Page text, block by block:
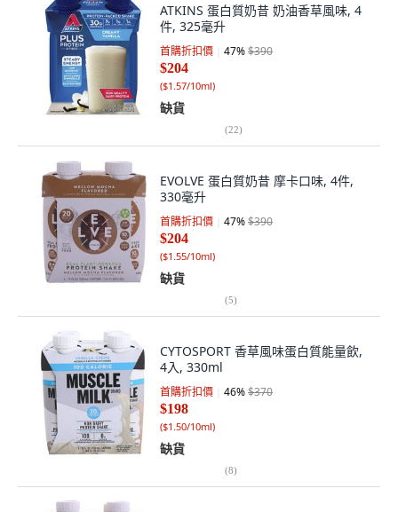
ATKINS 蛋白質奶昔 奶油香草風味, 4
件, 325毫升
首購折扣價 47%$390
$204
($1.57/10ml)
缺貨
(22)
EVOLVE 蛋白質奶昔 摩卡口味, 4件,
330毫升
首購折扣價 47%$390
$204
($1.55/10ml)
缺貨
(5)
CYTOSPORT 香草風味蛋白質能量飲,
4入, 330ml
首購折扣價 46%$370
$198
($1.50/10ml)
缺貨
(8)